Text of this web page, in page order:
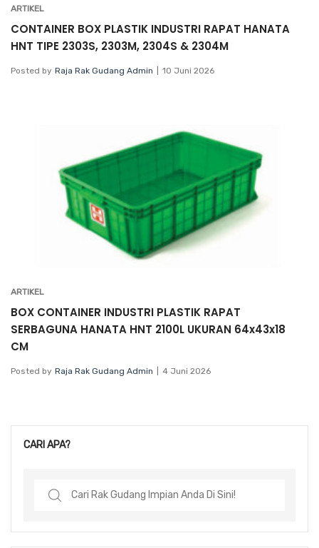
ARTIKEL
CONTAINER BOX PLASTIK INDUSTRI RAPAT HANATA
HNT TIPE 2303S, 2303M, 2304S & 2304M
Posted by Raja Rak Gudang Admin 10 Juni 2026
ARTIKEL
BOX CONTAINER INDUSTRI PLASTIK RAPAT
SERBAGUNA HANATA HNT 2100L UKURAN 64x43x18
CM
Posted by Raja Rak Gudang Admin 4 Juni 2026
CARI APA?
Search